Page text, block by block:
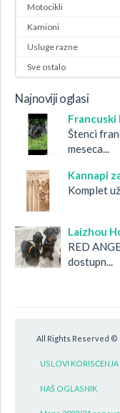
Motocikli
Kamioni
Usluge razne
Sve ostalo
Najnoviji oglasi
Francuski
Štenci
meseca...
Kannapi
Komplet
Laizhou
RED
dostupn...
All Rights Reserved ©
USLOVI KORISĆENJA
NAŠ OGLASNIK